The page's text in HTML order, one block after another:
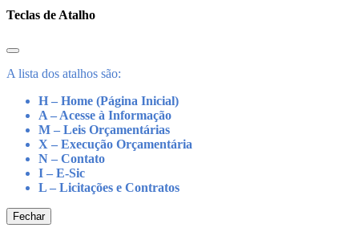
Teclas de Atalho
A lista dos atalhos são:
H – Home (Página Inicial)
A – Acesse à Informação
M – Leis Orçamentárias
X – Execução Orçamentária
N – Contato
I – E-Sic
L – Licitações e Contratos
Fechar